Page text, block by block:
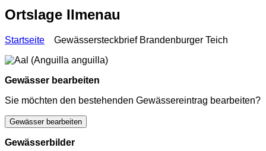
Ortslage Ilmenau
Startseite Gewässersteckbrief Brandenburger Teich
Gewässer bearbeiten
Sie möchten den bestehenden Gewässereintrag bearbeiten?
Gewässer bearbeiten
Gewässerbilder